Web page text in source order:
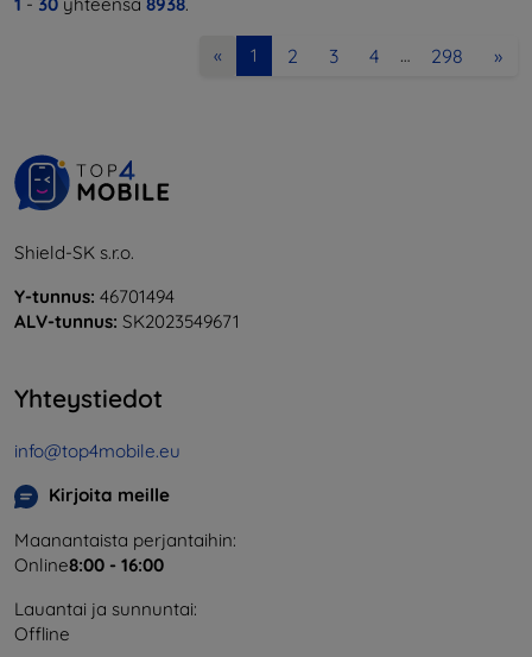
« 1 2 3 4 … 298 »
Shield-SK s.r.o.
Y-tunnus: 46701494
ALV-tunnus: SK2023549671
Yhteystiedot
info@top4mobile.eu
Kirjoita meille
Maanantaista perjantaihin:
Online8:00 - 16:00
Lauantai ja sunnuntai:
Offline